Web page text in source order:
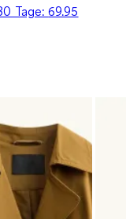
Tage:69.95